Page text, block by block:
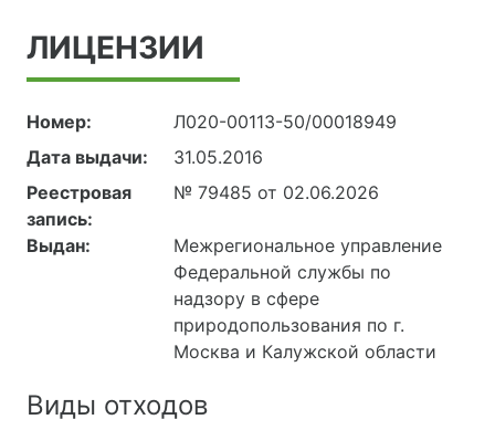
ЛИЦЕНЗИИ
Номер:
Л020-00113-50/00018949
Дата выдачи:
31.05.2016
Реестровая
запись:
№ 79485 от 02.06.2026
Выдан:
Межрегиональное управление
Федеральной службы по
надзору в сфере
природопользования по г.
Москва и Калужской области
Виды отходов